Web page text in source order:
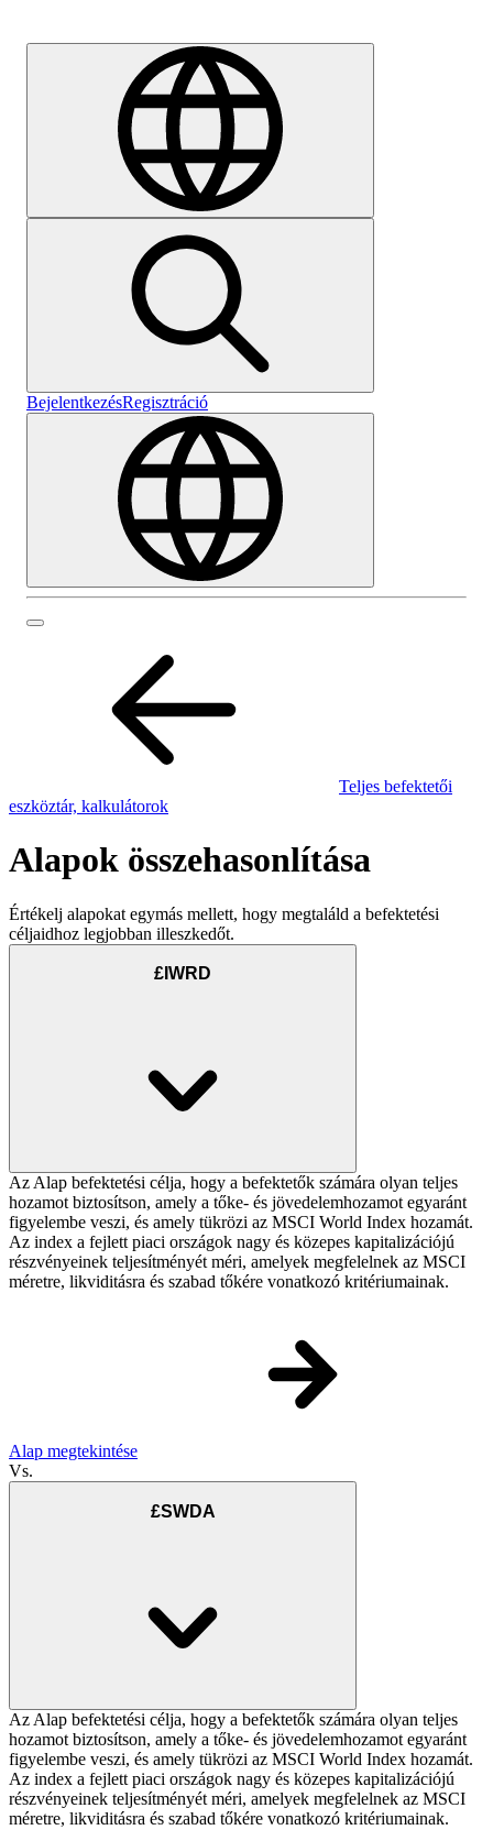
BejelentkezésRegisztráció
Teljes befektetői
eszköztár, kalkulátorok
Alapok összehasonlítása
Értékelj alapokat egymás mellett, hogy megtaláld a befektetési
céljaidhoz legjobban illeszkedőt.
£IWRD
Az Alap befektetési célja, hogy a befektetők számára olyan teljes
hozamot biztosítson, amely a tőke- és jövedelemhozamot egyaránt
figyelembe veszi, és amely tükrözi az MSCI World Index hozamát.
Az index a fejlett piaci országok nagy és közepes kapitalizációjú
részvényeinek teljesítményét méri, amelyek megfelelnek az MSCI
méretre, likviditásra és szabad tőkére vonatkozó kritériumainak.
Alap megtekintése
Vs.
£SWDA
Az Alap befektetési célja, hogy a befektetők számára olyan teljes
hozamot biztosítson, amely a tőke- és jövedelemhozamot egyaránt
figyelembe veszi, és amely tükrözi az MSCI World Index hozamát.
Az index a fejlett piaci országok nagy és közepes kapitalizációjú
részvényeinek teljesítményét méri, amelyek megfelelnek az MSCI
méretre, likviditásra és szabad tőkére vonatkozó kritériumainak.